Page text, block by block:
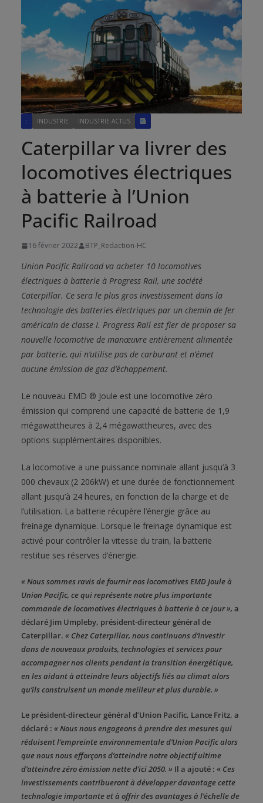
: INDUSTRIE INDUSTRIE-ACTUS
Caterpillar va livrer des
locomotives électriques
à batterie à l’Union
Pacific Railroad
16 février 2022 BTP_Redaction-HC
Union Pacific Railroad va acheter 10 locomotives
électriques à batterie à Progress Rail, une société
Caterpillar. Ce sera le plus gros investissement dans la
technologie des batteries électriques par un chemin de fer
américain de classe I. Progress Rail est fier de proposer sa
nouvelle locomotive de manœuvre entièrement alimentée
par batterie, qui n’utilise pas de carburant et n’émet
aucune émission de gaz d’échappement.
Le nouveau EMD ® Joule est une locomotive zéro
émission qui comprend une capacité de batterie de 1,9
mégawattheures à 2,4 mégawattheures, avec des
options supplémentaires disponibles.
La locomotive a une puissance nominale allant jusqu’à 3
000 chevaux (2 206kW) et une durée de fonctionnement
allant jusqu’à 24 heures, en fonction de la charge et de
l’utilisation. La batterie récupère l’énergie grâce au
freinage dynamique. Lorsque le freinage dynamique est
activé pour contrôler la vitesse du train, la batterie
restitue ses réserves d’énergie.
« Nous sommes ravis de fournir nos locomotives EMD Joule à
Union Pacific, ce qui représente notre plus importante
commande de locomotives électriques à batterie à ce jour », a
déclaré Jim Umpleby, président-directeur général de
Caterpillar. « Chez Caterpillar, nous continuons d’investir
dans de nouveaux produits, technologies et services pour
accompagner nos clients pendant la transition énergétique,
en les aidant à atteindre leurs objectifs liés au climat alors
qu’ils construisent un monde meilleur et plus durable. »
Le président-directeur général d’Union Pacific, Lance Fritz, a
déclaré : « Nous nous engageons à prendre des mesures qui
réduisent l’empreinte environnementale d’Union Pacific alors
que nous nous efforçons d’atteindre notre objectif ultime
d’atteindre zéro émission nette d’ici 2050. » Il a ajouté : « Ces
investissements contribueront à développer davantage cette
technologie importante et à offrir des avantages à l’échelle de